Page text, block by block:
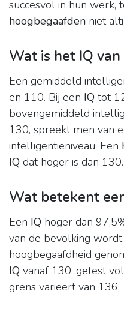
succesvol in hun werk,
hoogbegaafden niet
Wat is het IQ
Een gemiddeld
en 110. Bij een IQ tot
bovengemiddeld
130, spreekt men van
intelligentieniveau. Een
IQ dat hoger is dan 130.
Wat betekent
Een IQ hoger dan
van de bevolking
hoogbegaafdheid
IQ vanaf 130, getest
grens varieert van 136,